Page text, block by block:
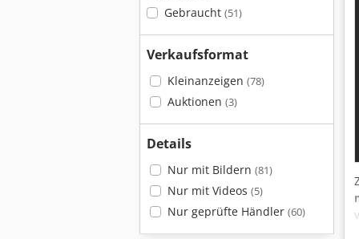
Gebraucht (51)
Verkaufsformat
Kleinanzeigen (78)
Auktionen (3)
Details
Nur mit Bildern (81)
Nur mit Videos (5)
Nur geprüfte Händler (60)